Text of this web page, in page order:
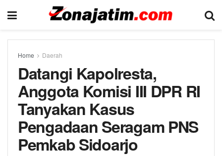
Home Daerah
Datangi Kapolresta,
Anggota Komisi III DPR RI
Tanyakan Kasus
Pengadaan Seragam PNS
Pemkab Sidoarjo